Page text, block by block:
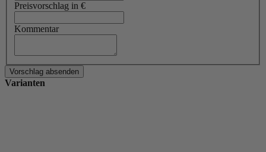
Preisvorschlag in €
Kommentar
Varianten